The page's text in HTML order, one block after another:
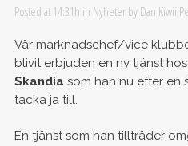
Posted at 14:31h in Nyheter by Dan Kiwii
Vår marknadschef/vice
blivit erbjuden en ny tjänst
Skandia som han nu efter en
tacka ja till.
En tjänst som han tillträder